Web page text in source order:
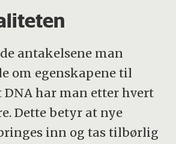
antakelsene man
om egenskapene til
har man etter hvert
Dette betyr at nye
inn og tas tilbørlig